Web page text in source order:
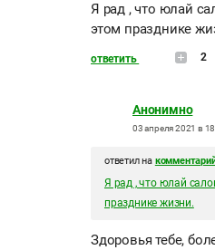
Я рад , что юлай
этом празднике
ответить 2
Анонимно
03 апреля 2021 в
ответил на
Я рад , что юлай
празднике жизни.
Здоровья тебе,